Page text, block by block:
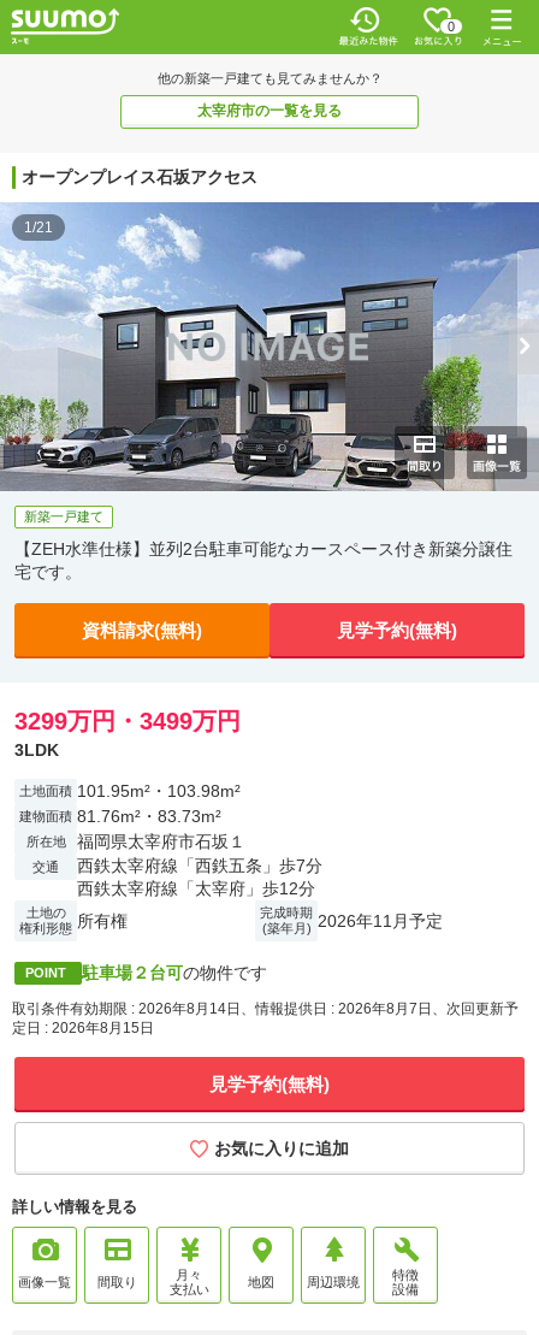
0
他の新築一戸建ても見てみませんか？
太宰府市の一覧を見る
オープンプレイス石坂アクセス
1/21
新築一戸建て
【ZEH水準仕様】並列2台駐車可能なカースペース付き新築分譲住
宅です。
資料請求(無料) 見学予約(無料)
3299万円・3499万円
3LDK
土地面積 101.95m²・103.98m²
建物面積 81.76m²・83.73m²
所在地 福岡県太宰府市石坂１
交通
西鉄太宰府線「西鉄五条」歩7分
西鉄太宰府線「太宰府」歩12分
土地の
権利形態 所有権
完成時期
(築年月) 2026年11月予定
POINT 駐車場２台可の物件です
取引条件有効期限 : 2026年8月14日、情報提供日 : 2026年8月7日、次回更新予
定日 : 2026年8月15日
見学予約(無料)
お気に入りに追加
詳しい情報を見る
画像一覧 間取り
月々
支払い
地図 周辺環境
特徴
設備